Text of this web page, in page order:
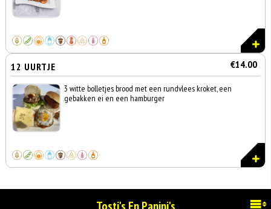
12 UURTJE €14.00
3 witte bolletjes brood met een rundvlees kroket, een
gebakken ei en een hamburger